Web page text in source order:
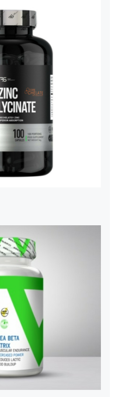
20 mg – Zinc
100
Svi proizvodi Vitaminko
рсд
MATRIX
Svi proizvodi
рсд